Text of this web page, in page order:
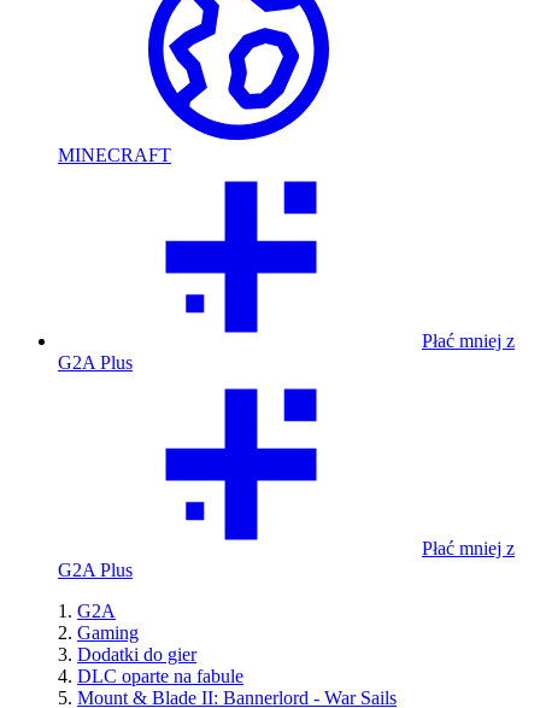
MINECRAFT
Płać mniej z
G2A Plus
Płać mniej z
G2A Plus
G2A
Gaming
Dodatki do gier
DLC oparte na fabule
Mount & Blade II: Bannerlord - War Sails